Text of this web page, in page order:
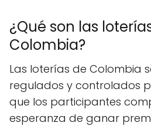
¿Qué son las
Colombia?
Las loterías de Colombia
regulados y controlados
que los participantes
esperanza de ganar